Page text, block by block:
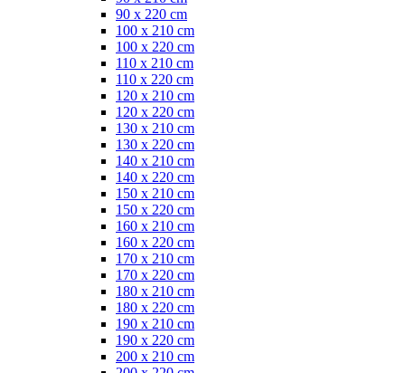
90 x 220 cm
100 x 210 cm
100 x 220 cm
110 x 210 cm
110 x 220 cm
120 x 210 cm
120 x 220 cm
130 x 210 cm
130 x 220 cm
140 x 210 cm
140 x 220 cm
150 x 210 cm
150 x 220 cm
160 x 210 cm
160 x 220 cm
170 x 210 cm
170 x 220 cm
180 x 210 cm
180 x 220 cm
190 x 210 cm
190 x 220 cm
200 x 210 cm